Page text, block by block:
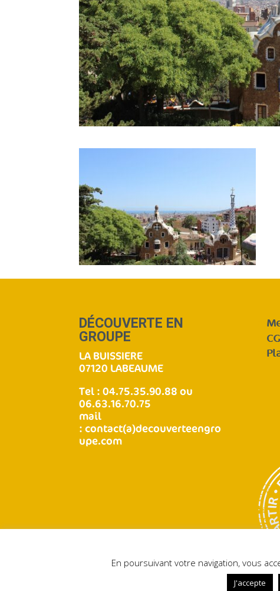
DÉCOUVERTE EN
GROUPE
LA BUISSIERE
07120 LABEAUME
Tel : 04.75.35.90.88 ou
06.63.16.70.75
mail
:contact(a)decouverteengro
upe.com
En poursuivant votre navigation, vous
J'accepte